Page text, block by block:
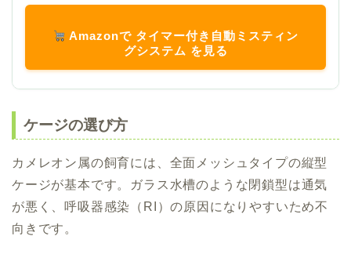
Amazonで タイマー付き自動ミスティン
グシステム を見る
ケージの選び方
カメレオン属の飼育には、全面メッシュタイプの縦型
ケージが基本です。ガラス水槽のような閉鎖型は通気
が悪く、呼吸器感染（RI）の原因になりやすいため不
向きです。